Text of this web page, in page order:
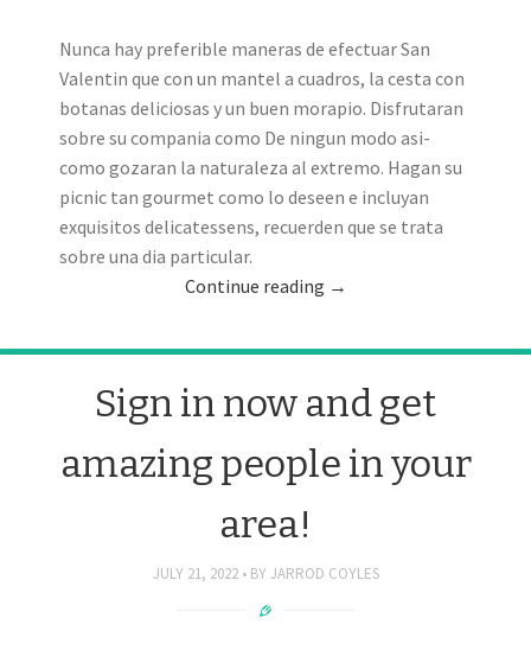
Nunca hay preferible maneras de efectuar San
Valentin que con un mantel a cuadros, la cesta con
botanas deliciosas y un buen morapio. Disfrutaran
sobre su compania como De ningun modo asi­
como gozaran la naturaleza al extremo. Hagan su
picnic tan gourmet como lo deseen e incluyan
exquisitos delicatessens, recuerden que se trata
sobre una dia particular.
Continue reading →
Sign in now and get
amazing people in your
area!
JULY 21, 2022 BY JARROD COYLES